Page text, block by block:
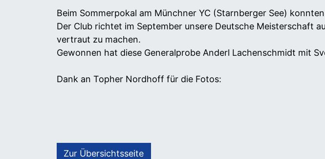
Beim Sommerpokal am Münchner YC (Starnberger See)
Der Club richtet im September unsere Deutsche Meisterschaft
vertraut zu machen.
Gewonnen hat diese Generalprobe Anderl Lachenschmidt mit
Dank an Topher Nordhoff für die Fotos:
Zur Übersichtsseite